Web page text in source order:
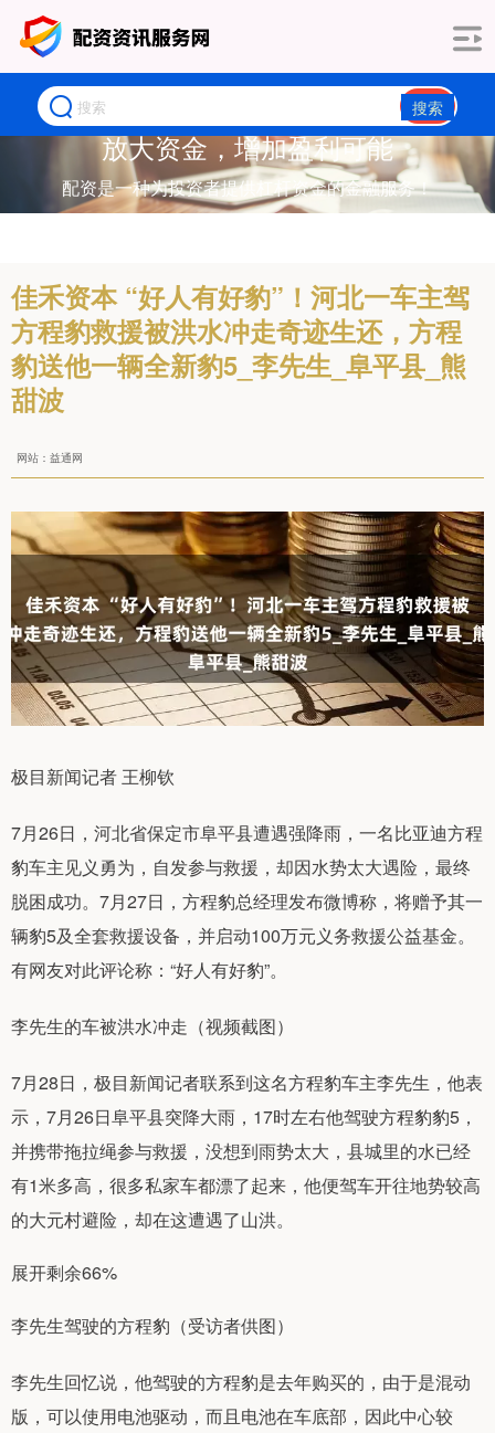
搜索
放大资金，增加盈利可能
配资是一种为投资者提供杠杆资金的金融服务！
佳禾资本 “好人有好豹”！河北一车主驾
方程豹救援被洪水冲走奇迹生还，方程
豹送他一辆全新豹5_李先生_阜平县_熊
甜波
网站：益通网
极目新闻记者 王柳钦
7月26日，河北省保定市阜平县遭遇强降雨，一名比亚迪方程
豹车主见义勇为，自发参与救援，却因水势太大遇险，最终
脱困成功。7月27日，方程豹总经理发布微博称，将赠予其一
辆豹5及全套救援设备，并启动100万元义务救援公益基金。
有网友对此评论称：“好人有好豹”。
李先生的车被洪水冲走（视频截图）
7月28日，极目新闻记者联系到这名方程豹车主李先生，他表
示，7月26日阜平县突降大雨，17时左右他驾驶方程豹豹5，
并携带拖拉绳参与救援，没想到雨势太大，县城里的水已经
有1米多高，很多私家车都漂了起来，他便驾车开往地势较高
的大元村避险，却在这遭遇了山洪。
展开剩余66%
李先生驾驶的方程豹（受访者供图）
李先生回忆说，他驾驶的方程豹是去年购买的，由于是混动
版，可以使用电池驱动，而且电池在车底部，因此中心较